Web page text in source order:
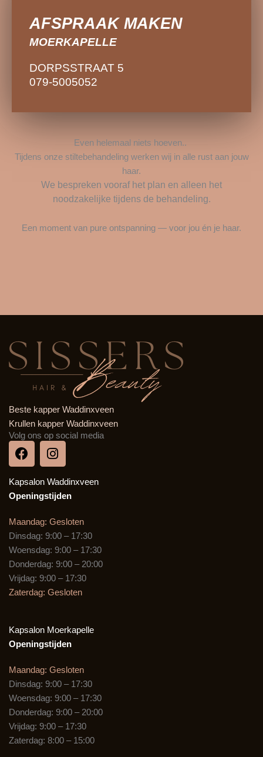
AFSPRAAK MAKEN
MOERKAPELLE
DORPSSTRAAT 5
079-5005052
AFSPRAAK MAKEN
MOERKAPELLE
DORPSSTRAAT 5
079-5005052
Even helemaal niets hoeven..
Tijdens onze stiltebehandeling werken wij in alle rust aan jouw
haar.
We bespreken vooraf het plan en alleen het
noodzakelijke tijdens de behandeling.
Een moment van pure ontspanning — voor jou én je haar.
Beste kapper Waddinxveen
Krullen kapper Waddinxveen
Volg ons op social media
F
a
e
b
o
k
I
n
t
a
r
a
m
Kapsalon Waddinxveen
Openingstijden
Maandag: Gesloten
Dinsdag: 9:00 – 17:30
Woensdag: 9:00 – 17:30
Donderdag: 9:00 – 20:00
Vrijdag: 9:00 – 17:30
Zaterdag: Gesloten
Kapsalon Moerkapelle
Openingstijden
Maandag: Gesloten
Dinsdag: 9:00 – 17:30
Woensdag: 9:00 – 17:30
Donderdag: 9:00 – 20:00
Vrijdag: 9:00 – 17:30
Zaterdag: 8:00 – 15:00